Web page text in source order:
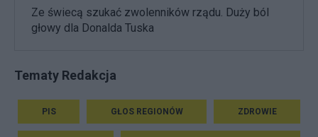
Ze świecą szukać zwolenników rządu. Duży ból
głowy dla Donalda Tuska
Tematy Redakcja
PIS GŁOS REGIONÓW ZDROWIE